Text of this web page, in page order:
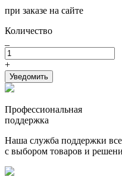
при заказе на сайте
Количество
+
Уведомить
Профессиональная
поддержка
Наша служба поддержки
с выбором товаров и